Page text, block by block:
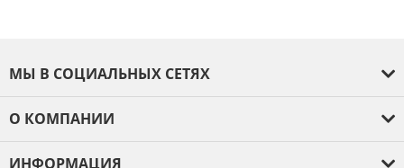
МЫ В СОЦИАЛЬНЫХ СЕТЯХ
О КОМПАНИИ
ИНФОРМАЦИЯ